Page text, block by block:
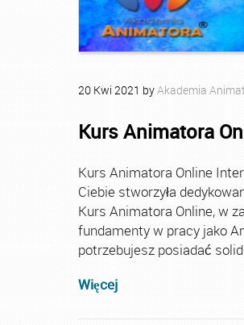
20 Kwi 2021 byAkademia
Kurs Animatora
Kurs Animatora Online
Ciebie stworzyła
Kurs Animatora Online, w
fundamenty w pracy jako
potrzebujesz posiadać
Więcej